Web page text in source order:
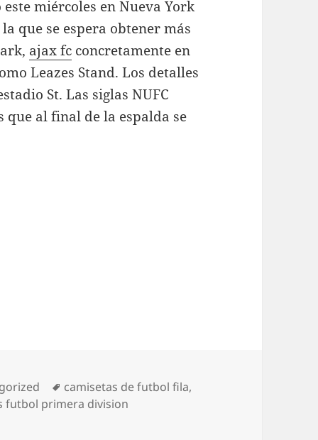
miércoles en Nueva York
que se espera obtener más
ajax fc concretamente en
Leazes Stand. Los detalles
St. Las siglas NUFC
que al final de la espalda se
Etiquetas
camisetas de futbol fila,
futbol primera division